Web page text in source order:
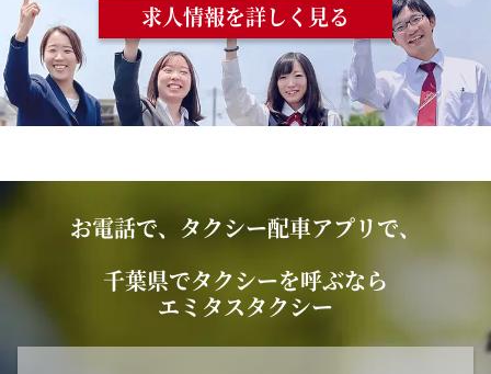
求人情報を詳しく見る
お電話で、タクシー配車アプリで、
千葉県でタクシーを呼ぶなら
エミタスタクシー